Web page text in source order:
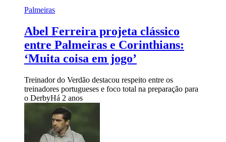
Palmeiras
Abel Ferreira projeta clássico
entre Palmeiras e Corinthians:
‘Muita coisa em jogo’
Treinador do Verdão destacou respeito entre os
treinadores portugueses e foco total na preparação para
o DerbyHá 2 anos